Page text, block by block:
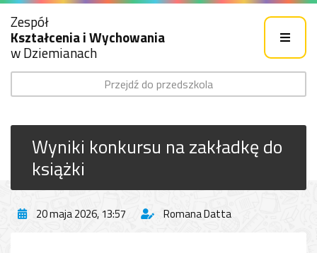
Zespół
Kształcenia i Wychowania
w Dziemianach
Przejdź do przedszkola
Wyniki konkursu na zakładkę do
książki
20 maja 2026, 13:57 Romana Datta